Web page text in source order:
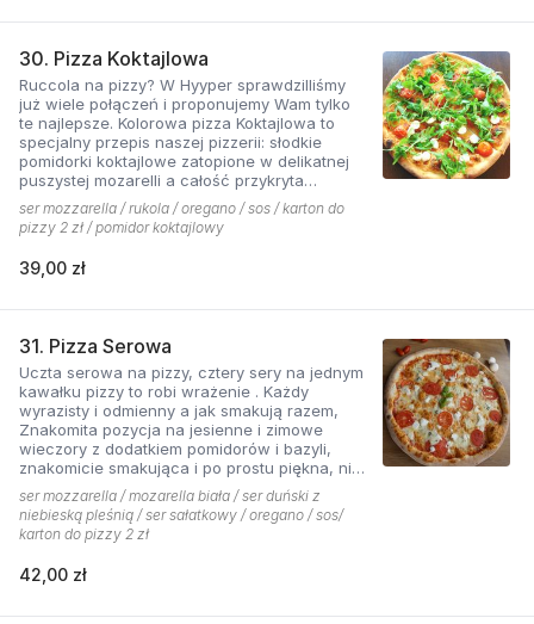
30. Pizza Koktajlowa
Ruccola na pizzy? W Hyyper sprawdzilliśmy
już wiele połączeń i proponujemy Wam tylko
te najlepsze. Kolorowa pizza Koktajlowa to
specjalny przepis naszej pizzerii: słodkie
pomidorki koktajlowe zatopione w delikatnej
puszystej mozarelli a całość przykryta
ostrawą w smaku sałatą! To bardzo włoska w
smaku i wyglądzie pizza.
ser mozzarella / rukola / oregano / sos / karton do
pizzy 2 zł / pomidor koktajlowy
39,00 zł
31. Pizza Serowa
Uczta serowa na pizzy, cztery sery na jednym
kawałku pizzy to robi wrażenie . Każdy
wyrazisty i odmienny a jak smakują razem,
Znakomita pozycja na jesienne i zimowe
wieczory z dodatkiem pomidorów i bazyli,
znakomicie smakująca i po prostu piękna, nie
sposób się oprzeć pokusie .
ser mozzarella / mozarella biała / ser duński z
niebieską pleśnią / ser sałatkowy / oregano / sos/
karton do pizzy 2 zł
42,00 zł